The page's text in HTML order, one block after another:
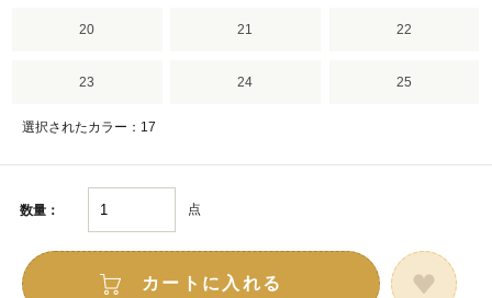
20 21 22
23 24 25
選択されたカラー：17
数量： 点
カートに入れる